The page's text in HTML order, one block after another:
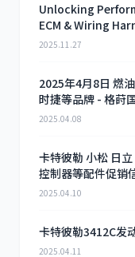
Unlocking
ECM & Wiring
2025.11.27
2025年4月8日 燃
时捷等品牌 - 格莳
2025.04.08
卡特彼勒 小松 日
控制器等配件促销
2025.04.10
卡特彼勒3412C发
2025.04.11